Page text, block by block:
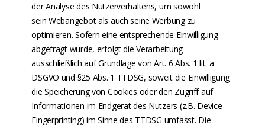
der Analyse des Nutzerverhaltens, um sowohl
sein Webangebot als auch seine Werbung zu
optimieren. Sofern eine entsprechende Einwilligung
abgefragt wurde, erfolgt die Verarbeitung
ausschließlich auf Grundlage von Art. 6 Abs. 1 lit. a
DSGVO und §25 Abs. 1 TTDSG, soweit die Einwilligung
die Speicherung von Cookies oder den Zugriff auf
Informationen im Endgerät des Nutzers (z.B. Device-
Fingerprinting) im Sinne des TTDSG umfasst. Die